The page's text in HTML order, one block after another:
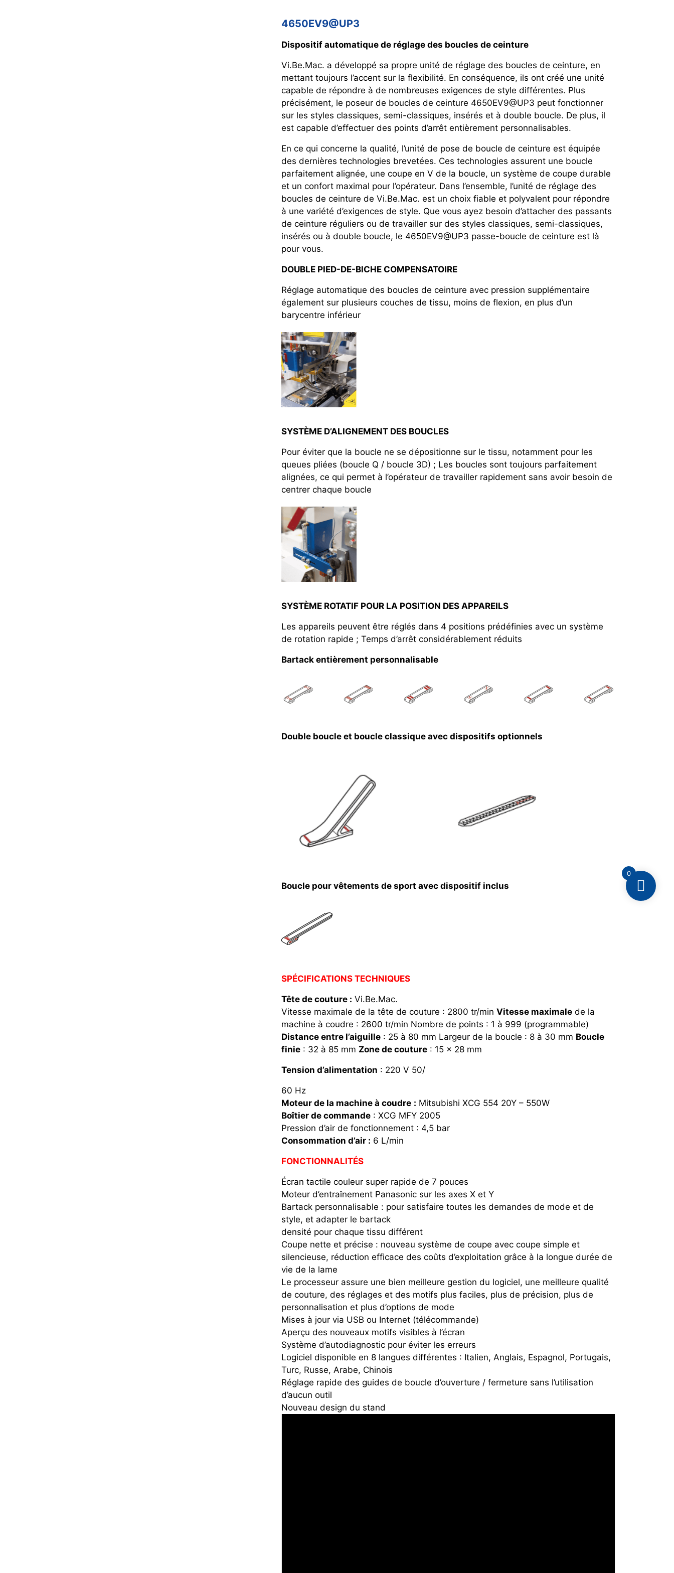
4650EV9@UP3
Dispositif automatique de réglage des boucles de ceinture
Vi.Be.Mac. a développé sa propre unité de réglage des boucles de ceinture, en
mettant toujours l’accent sur la flexibilité. En conséquence, ils ont créé une unité
capable de répondre à de nombreuses exigences de style différentes. Plus
précisément, le poseur de boucles de ceinture 4650EV9@UP3 peut fonctionner
sur les styles classiques, semi-classiques, insérés et à double boucle. De plus, il
est capable d’effectuer des points d’arrêt entièrement personnalisables.
En ce qui concerne la qualité, l’unité de pose de boucle de ceinture est équipée
des dernières technologies brevetées. Ces technologies assurent une boucle
parfaitement alignée, une coupe en V de la boucle, un système de coupe durable
et un confort maximal pour l’opérateur. Dans l’ensemble, l’unité de réglage des
boucles de ceinture de Vi.Be.Mac. est un choix fiable et polyvalent pour répondre
à une variété d’exigences de style. Que vous ayez besoin d’attacher des passants
de ceinture réguliers ou de travailler sur des styles classiques, semi-classiques,
insérés ou à double boucle, le 4650EV9@UP3 passe-boucle de ceinture est là
pour vous.
DOUBLE PIED-DE-BICHE COMPENSATOIRE
Réglage automatique des boucles de ceinture avec pression supplémentaire
également sur plusieurs couches de tissu, moins de flexion, en plus d’un
barycentre inférieur
SYSTÈME D’ALIGNEMENT DES BOUCLES
Pour éviter que la boucle ne se dépositionne sur le tissu, notamment pour les
queues pliées (boucle Q / boucle 3D) ; Les boucles sont toujours parfaitement
alignées, ce qui permet à l’opérateur de travailler rapidement sans avoir besoin de
centrer chaque boucle
SYSTÈME ROTATIF POUR LA POSITION DES APPAREILS
Les appareils peuvent être réglés dans 4 positions prédéfinies avec un système
de rotation rapide ; Temps d’arrêt considérablement réduits
Bartack entièrement personnalisable
Double boucle et boucle classique avec dispositifs optionnels
Boucle pour vêtements de sport avec dispositif inclus
SPÉCIFICATIONS TECHNIQUES
Tête de couture : Vi.Be.Mac.
Vitesse maximale de la tête de couture : 2800 tr/min Vitesse maximale de la
machine à coudre : 2600 tr/min Nombre de points : 1 à 999 (programmable)
Distance entre l’aiguille : 25 à 80 mm Largeur de la boucle : 8 à 30 mm Boucle
finie : 32 à 85 mm Zone de couture : 15 x 28 mm
Tension d’alimentation : 220 V 50/
60 Hz
Moteur de la machine à coudre : Mitsubishi XCG 554 20Y – 550W
Boîtier de commande : XCG MFY 2005
Pression d’air de fonctionnement : 4,5 bar
Consommation d’air : 6 L/min
FONCTIONNALITÉS
Écran tactile couleur super rapide de 7 pouces
Moteur d’entraînement Panasonic sur les axes X et Y
Bartack personnalisable : pour satisfaire toutes les demandes de mode et de
style, et adapter le bartack
densité pour chaque tissu différent
Coupe nette et précise : nouveau système de coupe avec coupe simple et
silencieuse, réduction efficace des coûts d’exploitation grâce à la longue durée de
vie de la lame
Le processeur assure une bien meilleure gestion du logiciel, une meilleure qualité
de couture, des réglages et des motifs plus faciles, plus de précision, plus de
personnalisation et plus d’options de mode
Mises à jour via USB ou Internet (télécommande)
Aperçu des nouveaux motifs visibles à l’écran
Système d’autodiagnostic pour éviter les erreurs
Logiciel disponible en 8 langues différentes : Italien, Anglais, Espagnol, Portugais,
Turc, Russe, Arabe, Chinois
Réglage rapide des guides de boucle d’ouverture / fermeture sans l’utilisation
d’aucun outil
Nouveau design du stand
0